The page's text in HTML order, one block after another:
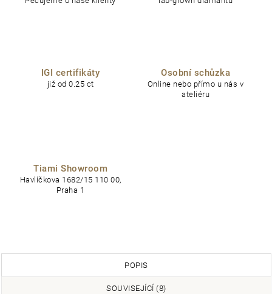
IGI certifikáty
již od 0.25 ct
Osobní schůzka
Online nebo přímo u nás v
ateliéru
Tiami Showroom
Havlíčkova 1682/15 110 00,
Praha 1
POPIS
SOUVISEJÍCÍ (8)